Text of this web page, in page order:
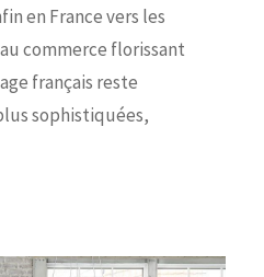
en France vers les
commerce florissant
français reste
sophistiquées,